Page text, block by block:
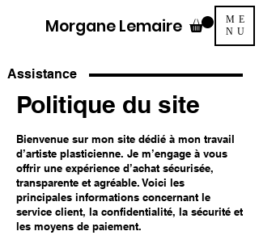
Morgane Lemaire
ME
NU
Assistance
Politique du site
Bienvenue sur mon site dédié à mon travail
d’artiste plasticienne. Je m’engage à vous
offrir une expérience d’achat sécurisée,
transparente et agréable. Voici les
principales informations concernant le
service client, la confidentialité, la sécurité et
les moyens de paiement.